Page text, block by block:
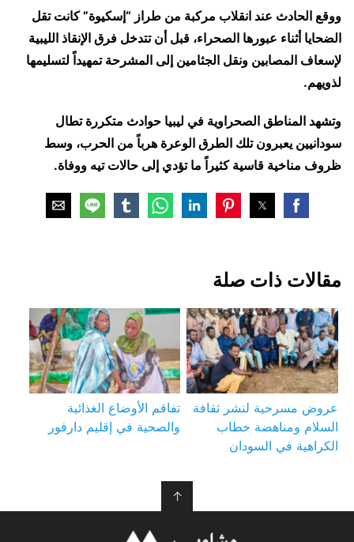
ووقع الحادث عند انقلاب مركبة من طراز “إسكيوة” كانت تقل
الضحايا أثناء عبورها الصحراء، قبل أن تتدخل فرق الإنقاذ الليبية
لإسعاف المصابين ونقل الجثامين إلى المشرحة تمهيداً لتسليمها
لذويهم.
وتشهد المناطق الصحراوية في ليبيا حوادث متكررة تطال
سودانيين يعبرون تلك الطرق الوعرة هرباً من الحرب، وسط
ظروف مناخية قاسية كثيراً ما تؤدي إلى حالات تيه ووفاة.
مقالات ذات صلة
عروض مسرحية لنشر ثقافة
السلام ومناهضة خطاب
الكراهية في السودان
تفاقم الأوضاع الغذائية
والصحية في إقليم دارفور
↑